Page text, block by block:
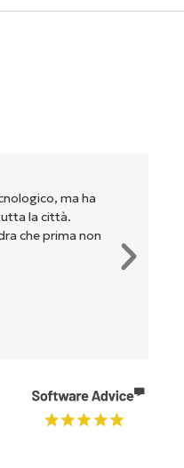
ma ha
la città.
che prima non